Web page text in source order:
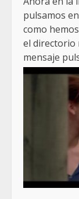
pulsamos
como
el directorio
mensaje